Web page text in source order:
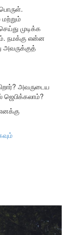
முடிக்க
நமக்கு என்ன
அவருக்குத்
அவருடைய
ஜெபிக்கலாம்?